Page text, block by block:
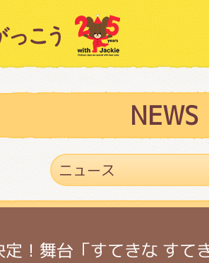
NEWS
！舞台「すてきな すて
ター紹介
フブログ
家紹介